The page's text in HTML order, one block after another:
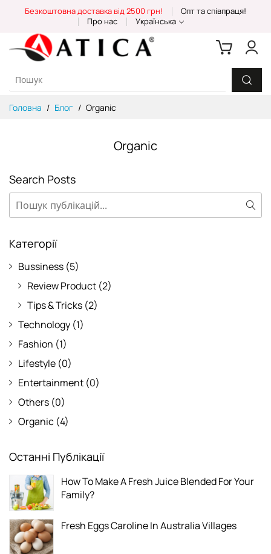
Content
Безкоштовна доставка від 2500 грн!
Опт та співпраця!
Про нас
Українська
Головна Блог Organic
Organic
Search Posts
Пошук
Категорії
Bussiness (5)
Review Product (2)
Tips & Tricks (2)
Technology (1)
Fashion (1)
Lifestyle (0)
Entertainment (0)
Others (0)
Organic (4)
Останні Публікації
How To Make A Fresh Juice Blended For Your
Family?
Fresh Eggs Caroline In Australia Villages